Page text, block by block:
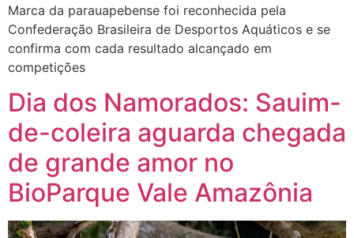
Marca da parauapebense foi reconhecida pela
Confederação Brasileira de Desportos Aquáticos e se
confirma com cada resultado alcançado em
competições
Dia dos Namorados: Sauim-
de-coleira aguarda chegada
de grande amor no
BioParque Vale Amazônia